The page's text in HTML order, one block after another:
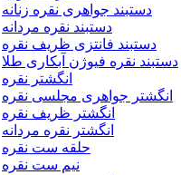
دستبند جواهری نقره زنانه
دستبند نقره مردانه
دستبند فانتزی ظریف نقره
دستبند نقره فیوژن آبکاری طلا
انگشتر نقره
انگشتر جواهری مجلسی نقره
انگشتر ظریف نقره
انگشتر نقره مردانه
حلقه ست نقره
نیم ست نقره